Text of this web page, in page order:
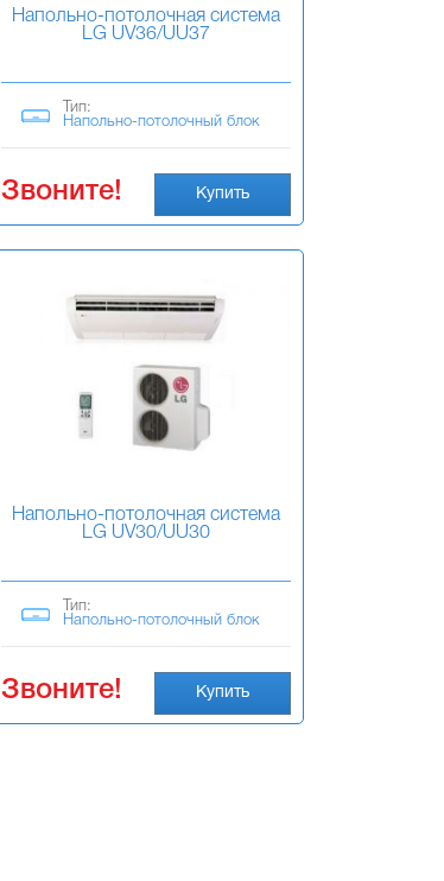
Напольно-потолочная система
LG UV36/UU37
Тип:
Напольно-потолочный блок
Звоните! Купить
Напольно-потолочная система
LG UV30/UU30
Тип:
Напольно-потолочный блок
Звоните! Купить